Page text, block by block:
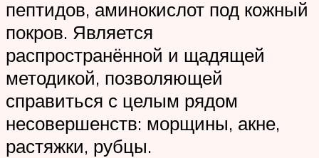
пептидов, аминокислот под кожный
покров. Является
распространённой и щадящей
методикой, позволяющей
справиться с целым рядом
несовершенств: морщины, акне,
растяжки, рубцы.